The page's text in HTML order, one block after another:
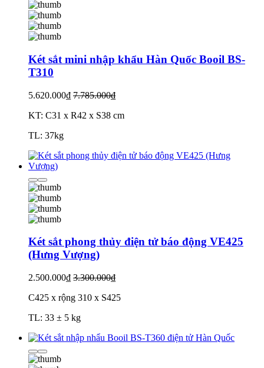
Két sắt mini nhập khẩu Hàn Quốc Booil BS-
T310
5.620.000₫ 7.785.000₫
KT: C31 x R42 x S38 cm
TL: 37kg
Két sắt phong thủy điện tử báo động VE425
(Hưng Vượng)
2.500.000₫ 3.300.000₫
C425 x rộng 310 x S425
TL: 33 ± 5 kg